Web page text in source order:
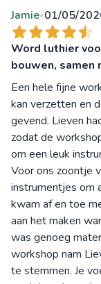
Jamie•01/05/
Word luthier
bouwen, samen
Een hele fijne
kan verzetten en
gevend. Lieven
zodat de
om een leuk
Voor ons zoontje
instrumentjes om
kwam af en toe
aan het maken
was genoeg
workshop nam
te stemmen. Je